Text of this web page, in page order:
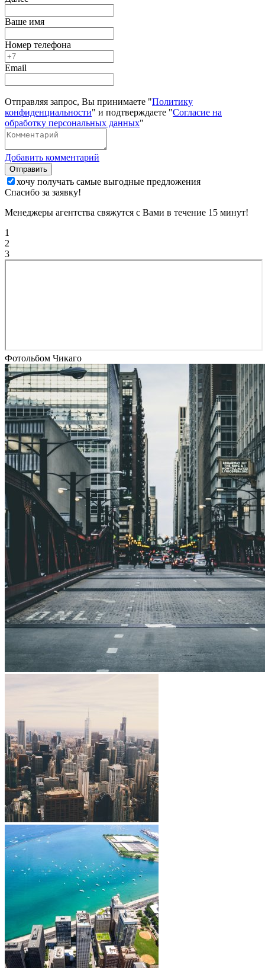
Ваше имя
Номер телефона
Email
Отправляя запрос, Вы принимаете "Политику
конфиденциальности" и подтверждаете "Согласие на
обработку персональных данных"
Добавить комментарий
Отправить
хочу получать самые выгодные предложения
Спасибо за заявку!
Менеджеры агентства свяжутся с Вами в течение 15 минут!
1
2
3
Фотольбом Чикаго